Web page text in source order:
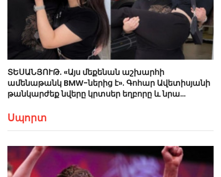
ՏԵՍԱՆՅՈՒԹ. «Այս մեքենան աշխարհի
ամենաթանկ BMW-ներից է». Գոհար Ավետիսյանի
թանկարժեք նվերը կրտսեր եղբորը և նրա
Սպորտ